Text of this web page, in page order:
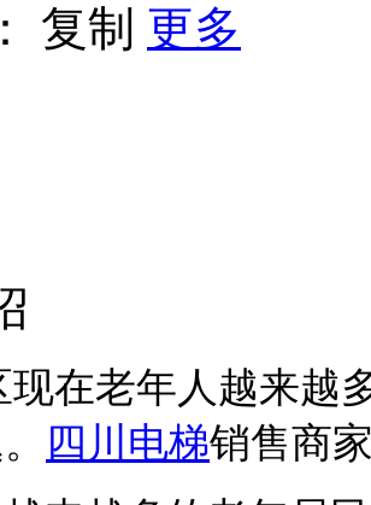
复制 更多
现在老年人越来越
四川电梯销售商